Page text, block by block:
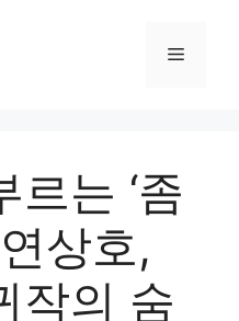
Menu
는 ‘좀
상호,
작의 숨